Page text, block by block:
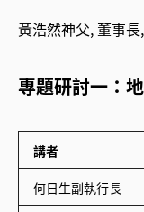
黃浩然神父, 董事
專題研討一：
講者
何日生副執行長